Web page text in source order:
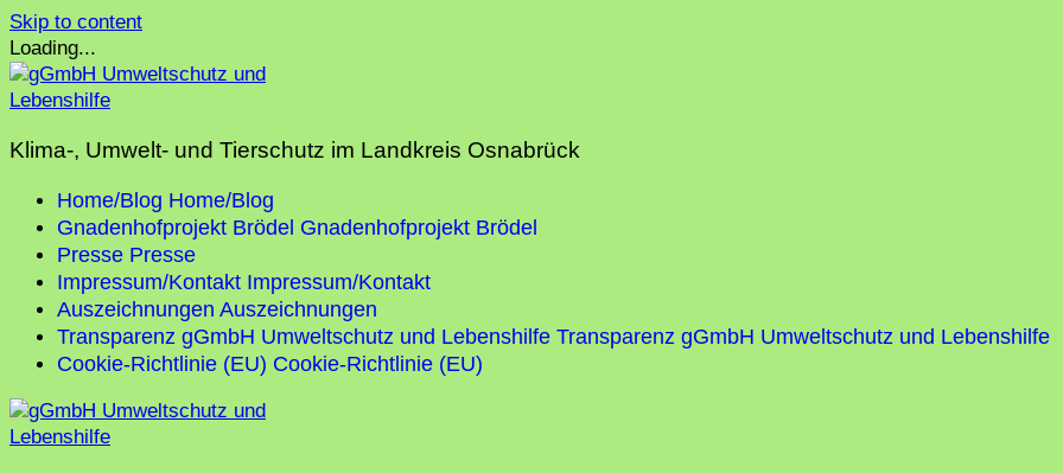
Skip to content
Loading...
Klima-, Umwelt- und Tierschutz im Landkreis Osnabrück
Home/Blog Home/Blog
Gnadenhofprojekt Brödel Gnadenhofprojekt Brödel
Presse Presse
Impressum/Kontakt Impressum/Kontakt
Auszeichnungen Auszeichnungen
Transparenz gGmbH Umweltschutz und Lebenshilfe Transparenz gGmbH Umweltschutz und Lebenshilfe
Cookie-Richtlinie (EU) Cookie-Richtlinie (EU)